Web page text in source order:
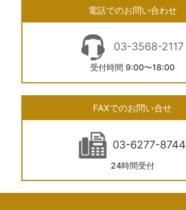
電話でのお問い合わせ
03-3568-2117
受付時間 9:00〜18:00
FAXでのお問い合せ
03-6277-8744
24時間受付